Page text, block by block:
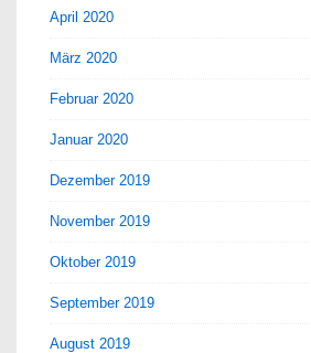
April 2020
März 2020
Februar 2020
Januar 2020
Dezember 2019
November 2019
Oktober 2019
September 2019
August 2019